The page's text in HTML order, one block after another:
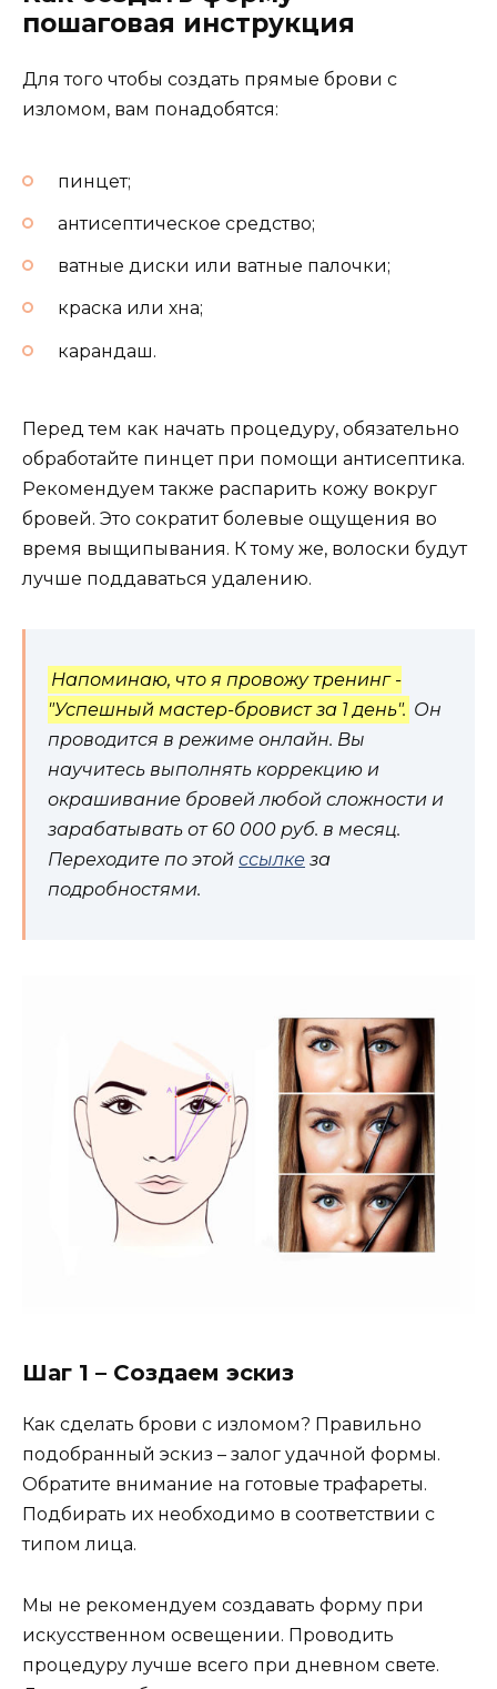
пошаговая инструкция
Для того чтобы создать прямые брови с
изломом, вам понадобятся:
пинцет;
антисептическое средство;
ватные диски или ватные палочки;
краска или хна;
карандаш.
Перед тем как начать процедуру, обязательно
обработайте пинцет при помощи антисептика.
Рекомендуем также распарить кожу вокруг
бровей. Это сократит болевые ощущения во
время выщипывания. К тому же, волоски будут
лучше поддаваться удалению.
Напоминаю, что я провожу тренинг -
"Успешный мастер-бровист за 1 день". Он
проводится в режиме онлайн. Вы
научитесь выполнять коррекцию и
окрашивание бровей любой сложности и
зарабатывать от 60 000 руб. в месяц.
Переходите по этой ссылке за
подробностями.
Шаг 1 – Создаем эскиз
Как сделать брови с изломом? Правильно
подобранный эскиз – залог удачной формы.
Обратите внимание на готовые трафареты.
Подбирать их необходимо в соответствии с
типом лица.
Мы не рекомендуем создавать форму при
искусственном освещении. Проводить
процедуру лучше всего при дневном свете.